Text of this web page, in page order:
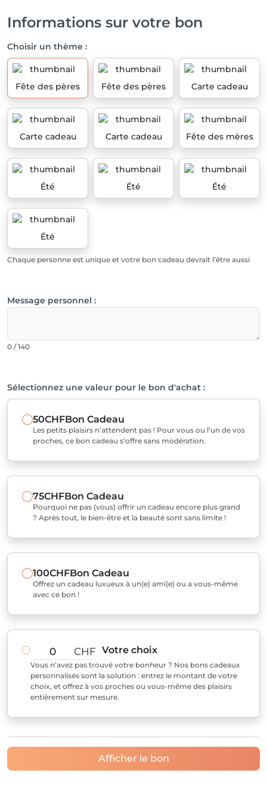
Informations sur votre bon
Choisir un thème :
Fête des pères Fête des pères Carte cadeau
Carte cadeau Carte cadeau Fête des mères
Été Été Été
Été
Chaque personne est unique et votre bon cadeau devrait l’être aussi
Message personnel :
0 / 140
Sélectionnez une valeur pour le bon d'achat :
50CHFBon Cadeau
Les petits plaisirs n’attendent pas ! Pour vous ou l’un de vos
proches, ce bon cadeau s’offre sans modération.
75CHFBon Cadeau
Pourquoi ne pas (vous) offrir un cadeau encore plus grand
? Après tout, le bien-être et la beauté sont sans limite !
100CHFBon Cadeau
Offrez un cadeau luxueux à un(e) ami(e) ou a vous-même
avec ce bon !
CHF Votre choix
Vous n’avez pas trouvé votre bonheur ? Nos bons cadeaux
personnalisés sont la solution : entrez le montant de votre
choix, et offrez à vos proches ou vous-même des plaisirs
entièrement sur mesure.
Afficher le bon